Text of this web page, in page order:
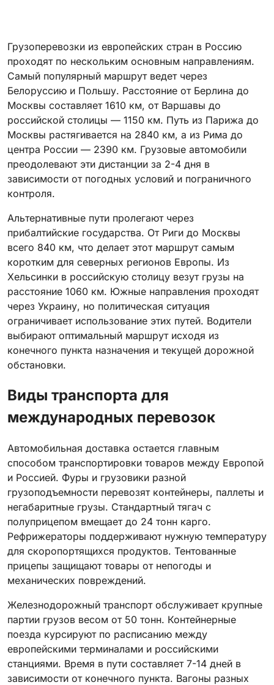
Грузоперевозки из европейских стран в Россию
проходят по нескольким основным направлениям.
Самый популярный маршрут ведет через
Белоруссию и Польшу. Расстояние от Берлина до
Москвы составляет 1610 км, от Варшавы до
российской столицы — 1150 км. Путь из Парижа до
Москвы растягивается на 2840 км, а из Рима до
центра России — 2390 км. Грузовые автомобили
преодолевают эти дистанции за 2-4 дня в
зависимости от погодных условий и пограничного
контроля.
Альтернативные пути пролегают через
прибалтийские государства. От Риги до Москвы
всего 840 км, что делает этот маршрут самым
коротким для северных регионов Европы. Из
Хельсинки в российскую столицу везут грузы на
расстояние 1060 км. Южные направления проходят
через Украину, но политическая ситуация
ограничивает использование этих путей. Водители
выбирают оптимальный маршрут исходя из
конечного пункта назначения и текущей дорожной
обстановки.
Виды транспорта для
международных перевозок
Автомобильная доставка остается главным
способом транспортировки товаров между Европой
и Россией. Фуры и грузовики разной
грузоподъемности перевозят контейнеры, паллеты и
негабаритные грузы. Стандартный тягач с
полуприцепом вмещает до 24 тонн карго.
Рефрижераторы поддерживают нужную температуру
для скоропортящихся продуктов. Тентованные
прицепы защищают товары от непогоды и
механических повреждений.
Железнодорожный транспорт обслуживает крупные
партии грузов весом от 50 тонн. Контейнерные
поезда курсируют по расписанию между
европейскими терминалами и российскими
станциями. Время в пути составляет 7-14 дней в
зависимости от конечного пункта. Вагоны разных